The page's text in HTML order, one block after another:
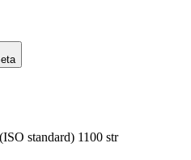
standard) 1100 str